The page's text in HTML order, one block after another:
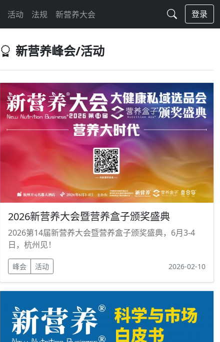
活动 法规 新营养大会 登录
新营养峰会/活动
2026新营养大会暨营养盒子颁奖盛典
2026第14届新营养大会暨营养盒子颁奖盛典，6月3-4
日，杭州见！
峰会 活动 2026-02-10